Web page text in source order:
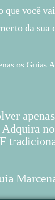
que você
da sua
os Guias